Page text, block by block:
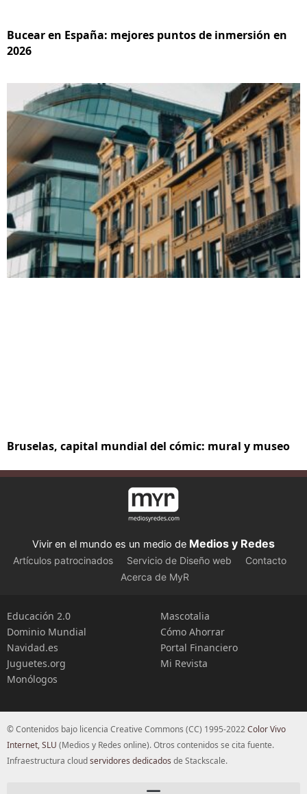
Bucear en España: mejores puntos de inmersión en
2026
Bruselas, capital mundial del cómic: mural y museo
Vivir en el mundo es un medio de Medios y Redes
Artículos patrocinados Servicio de Diseño web
Contacto
Acerca de MyR
Educación 2.0
Dominio Mundial
Navidad.es
Juguetes.org
Monólogos
Mascotalia
Cómo Ahorrar
Portal Financiero
Mi Revista
© Contenidos bajo licencia Creative Commons (CC) 1995-2022Color Vivo
Internet, SLU (Medios y Redes online). Otros contenidos se cita fuente.
Infraestructura cloudservidores dedicados de Stackscale.